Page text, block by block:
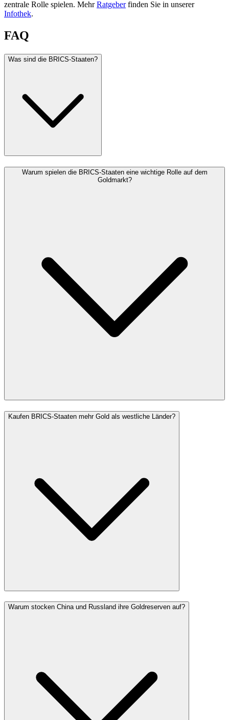
zentrale Rolle spielen. MehrRatgeberfinden Sie in unserer
Infothek.
FAQ
Was sind die BRICS-Staaten?
Warum spielen die BRICS-Staaten eine wichtige Rolle auf dem
Goldmarkt?
Kaufen BRICS-Staaten mehr Gold als westliche Länder?
Warum stocken China und Russland ihre Goldreserven auf?